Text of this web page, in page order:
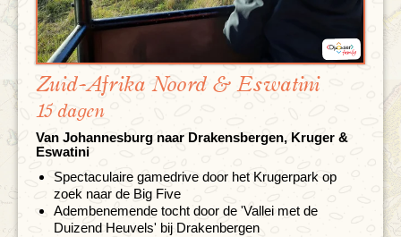
Zuid-Afrika Noord & Eswatini
15 dagen
Van Johannesburg naar Drakensbergen, Kruger &
Eswatini
Spectaculaire gamedrive door het Krugerpark op
zoek naar de Big Five
Adembenemende tocht door de 'Vallei met de
Duizend Heuvels' bij Drakenbergen